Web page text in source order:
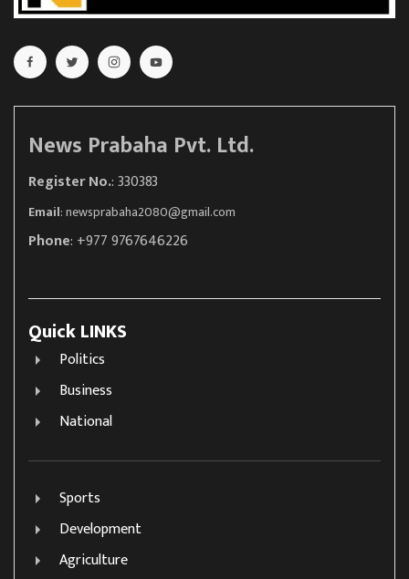
News Prabaha Pvt. Ltd.
Register No.: 330383
Email:newsprabaha2080@gmail.com
Phone: +977 9767646226
Quick LINKS
Politics
Business
National
Sports
Development
Agriculture